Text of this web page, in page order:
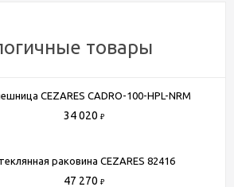
керамика
с ящиками
Матовая
товары
CEZARES CADRO-100-HPL-NRM
34 020 ₽
раковина CEZARES 82416
47 270 ₽